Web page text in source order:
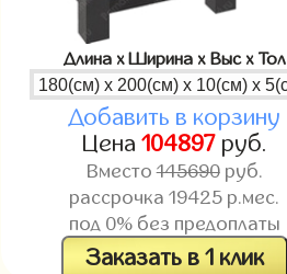
Длина x Ширина x Выс x Тол
Добавить в корзину
Цена 104897руб.
Вместо145690руб.
рассрочка19425 р.мес.
под 0% без предоплаты
Заказать в 1 клик